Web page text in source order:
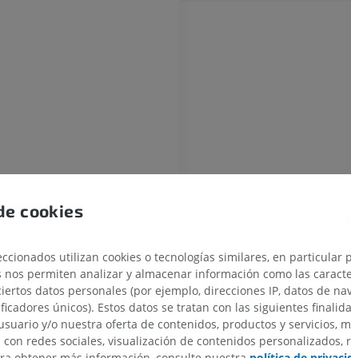
PREMIUM
IRM del hombro
IRM
PREMIUM
IRM del carpo
IRM
Radiografías
inferior
Radiografía
GRATIS
IRM del
cookies
utilizan cookies o tecnologías similares, en particular
nos permiten analizar y almacenar información como las
datos personales (por ejemplo, direcciones IP, datos de
únicos). Estos datos se tratan con las siguientes
y/o nuestra oferta de contenidos, productos y servicios,
redes sociales, visualización de contenidos personalizados,